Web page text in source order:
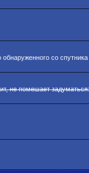
со
не помешает